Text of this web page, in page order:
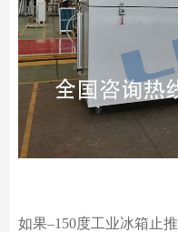
如果–150度工业冰箱止